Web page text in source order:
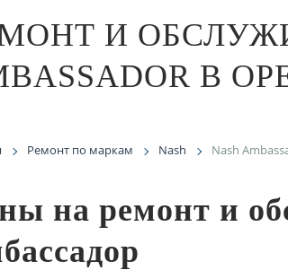
И
В
Ремонт по маркам Nash Nash
на ремонт и